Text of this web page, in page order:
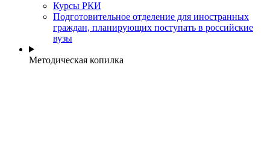
Курсы РКИ
Подготовительное отделение для иностранных
граждан, планирующих поступать в российские
вузы
Методическая копилка